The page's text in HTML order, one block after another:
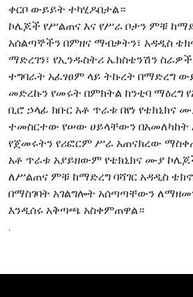
ቀርቦ ውይይት ተካሂዶበታል።
ኮሌጆች የሥልጠና እና የሥራ ቦታን ምቹ
አሰልጣኞችን በምዘና ማብቃትን፣ አዳዲስ
ማድረገን፣ የኢንዱስትሪ ኤክስቴንሽን ስራዎች
ተግባራት አፈፃፀም ላይ ትኩረት በማድረግ
መድረኩን የመሩት በምክትል ከንቲባ ማዕረግ
ቢሮ ኃላፊ ክቡር አቶ ጥራቱ በየነ የቴክኒክና
ተመስርተው የሠው ሀይላቸውን በአመለካከት
የጀመሩትን የሪፎርም ሥራ አጠናክረው
አቶ ጥራቱ አያይዘውም የቴክኒክና ሙያ
ለሥልጠና ምቹ ከማድረግ ባሻገር አዳዲስ
በማስገባት አገልግሎት አሰጣጣቸውን
እንዲሰሩ አቅጣጫ አስቀምጠዋል።
.